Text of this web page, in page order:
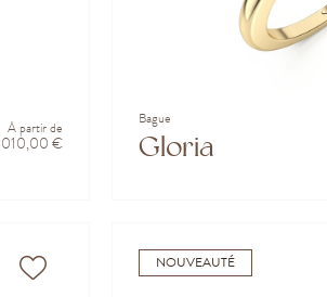
À partir de
010,00 €
Bague
Gloria
NOUVEAUTÉ